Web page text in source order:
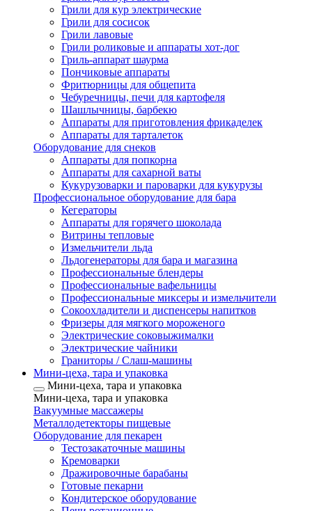
Грили для кур электрические
Грили для сосисок
Грили лавовые
Грили роликовые и аппараты хот-дог
Гриль-аппарат шаурма
Пончиковые аппараты
Фритюрницы для общепита
Чебуречницы, печи для картофеля
Шашлычницы, барбекю
Аппараты для приготовления фрикаделек
Аппараты для тарталеток
Оборудование для снеков
Аппараты для попкорна
Аппараты для сахарной ваты
Кукурузоварки и пароварки для кукурузы
Профессиональное оборудование для бара
Кегераторы
Аппараты для горячего шоколада
Витрины тепловые
Измельчители льда
Льдогенераторы для бара и магазина
Профессиональные блендеры
Профессиональные вафельницы
Профессиональные миксеры и измельчители
Сокоохладители и диспенсеры напитков
Фризеры для мягкого мороженого
Электрические соковыжималки
Электрические чайники
Граниторы / Слаш-машины
Мини-цеха, тара и упаковка
Мини-цеха, тара и упаковка
Мини-цеха, тара и упаковка
Вакуумные массажеры
Металлодетекторы пищевые
Оборудование для пекарен
Тестозакаточные машины
Кремоварки
Дражировочные барабаны
Готовые пекарни
Кондитерское оборудование